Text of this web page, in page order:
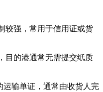
较强，常用于信用证或货
目的港通常无需提交纸质
运输单证，通常由收货人完